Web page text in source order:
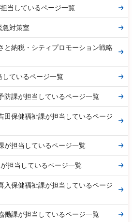
当しているページ一覧
急対策室
と納税・シティプロモーション戦略
ているページ一覧
防課が担当しているページ一覧
田保健福祉課が担当しているページ
が担当しているページ一覧
担当しているページ一覧
入保健福祉課が担当しているページ
働課が担当しているページ一覧